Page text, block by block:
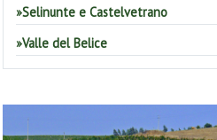
Selinunte e Castelvetrano
Valle del Belice